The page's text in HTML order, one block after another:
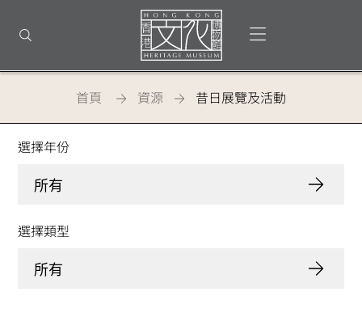
部
打開搜尋
首
頁
打開選單
首頁 資源 昔日展覽及活動
港文化博物館 - 昔日展覽及活動
選擇年份
所有
選擇類型
所有